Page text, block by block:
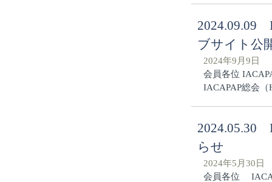
2024.09.09
ブサイト公
2024年9月9日
会員各位
IACAPAP総会
2024.05.30
らせ
2024年5月30日
会員各位